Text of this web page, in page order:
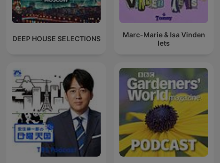
DEEP HOUSE SELECTIONS
Marc-Marie & Isa Vinden
Iets